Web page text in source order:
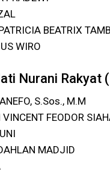
BEATRIX
WIRO
Nurani Rakyat
S.Sos., M.M
VINCENT FEODOR
MADJID